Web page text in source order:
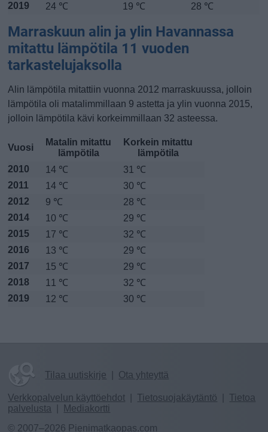
2019
24 ℃ 19 ℃ 28 ℃
Marraskuun alin ja ylin Havannassa
mitattu lämpötila 11 vuoden
tarkastelujaksolla
Alin lämpötila mitattiin vuonna 2012 marraskuussa, jolloin
lämpötila oli matalimmillaan 9 astetta ja ylin vuonna 2015,
jolloin lämpötila kävi korkeimmillaan 32 asteessa.
Vuosi
Matalin mitattu
lämpötila
Korkein mitattu
lämpötila
2010
14 ℃
31 ℃
2011
14 ℃
30 ℃
2012
9 ℃
28 ℃
2014
10 ℃
29 ℃
2015
17 ℃
32 ℃
2016
13 ℃
29 ℃
2017
15 ℃
29 ℃
2018
11 ℃
32 ℃
2019
12 ℃ 30 ℃
Tilaa uutiskirje Ota yhteyttä
Verkkopalvelun käyttöehdot Tietosuojakäytäntö
Tietoa
palvelusta
Mediakortti
© 2007–2026 Pienimatkaopas.com